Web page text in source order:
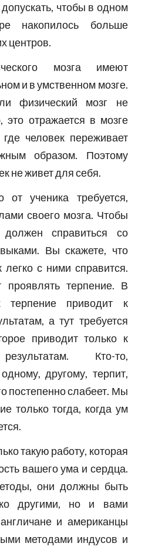
чтобы в одном
накопилось больше
центров.
мозга имеют
и в умственном мозге.
физический мозг не
это отражается в мозге
человек переживает
образом. Поэтому
не живет для себя.
от ученика требуется,
своего мозга. Чтобы
справиться со
Вы скажете, что
с ними справится.
проявлять терпение. В
терпение приводит к
а тут требуется
приводит только к
Кто-то,
другому, терпит,
постепенно слабеет. Мы
только тогда, когда ум
такую работу, которая
вашего ума и сердца.
они должны быть
другими, но и вами
и американцы
методами индусов и